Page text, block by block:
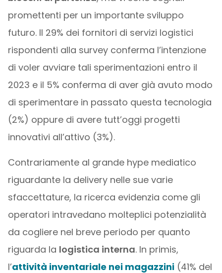
promettenti per un importante sviluppo
futuro. Il 29% dei fornitori di servizi logistici
rispondenti alla survey conferma l’intenzione
di voler avviare tali sperimentazioni entro il
2023 e il 5% conferma di aver già avuto modo
di sperimentare in passato questa tecnologia
(2%) oppure di avere tutt’oggi progetti
innovativi all’attivo (3%).
Contrariamente al grande hype mediatico
riguardante la delivery nelle sue varie
sfaccettature, la ricerca evidenzia come gli
operatori intravedano molteplici potenzialità
da cogliere nel breve periodo per quanto
riguarda la logistica interna. In primis,
l’attività inventariale nei magazzini(41% del